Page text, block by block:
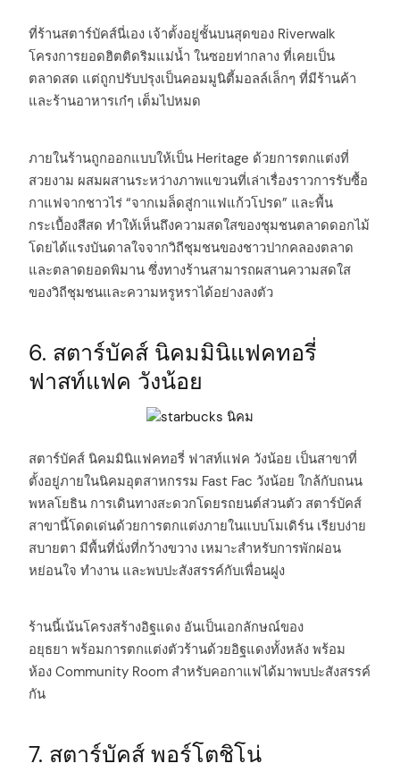
ที่ร้านสตาร์บัคส์นี่เอง เจ้าตั้งอยู่ชั้นบนสุดของ Riverwalk
โครงการยอดฮิตติดริมแม่น้ำ ในซอยท่ากลาง ที่เคยเป็น
ตลาดสด แต่ถูกปรับปรุงเป็นคอมมูนิตี้มอลล์เล็กๆ ที่มีร้านค้า
และร้านอาหารเก๋ๆ เต็มไปหมด
ภายในร้านถูกออกแบบให้เป็น Heritage ด้วยการตกแต่งที่
สวยงาม ผสมผสานระหว่างภาพแขวนที่เล่าเรื่องราวการรับซื้อ
กาแฟจากชาวไร่ “จากเมล็ดสู่กาแฟแก้วโปรด” และพื้น
กระเบื้องสีสด ทำให้เห็นถึงความสดใสของชุมชนตลาดดอกไม้
โดยได้แรงบันดาลใจจากวิถีชุมชนของชาวปากคลองตลาด
และตลาดยอดพิมาน ซึ่งทางร้านสามารถผสานความสดใส
ของวิถีชุมชนและความหรูหราได้อย่างลงตัว
6. สตาร์บัคส์ นิคมมินิแฟคทอรี่
ฟาสท์แฟค วังน้อย
สตาร์บัคส์ นิคมมินิแฟคทอรี่ ฟาสท์แฟค วังน้อย เป็นสาขาที่
ตั้งอยู่ภายในนิคมอุตสาหกรรม Fast Fac วังน้อย ใกล้กับถนน
พหลโยธิน การเดินทางสะดวกโดยรถยนต์ส่วนตัว สตาร์บัคส์
สาขานี้โดดเด่นด้วยการตกแต่งภายในแบบโมเดิร์น เรียบง่าย
สบายตา มีพื้นที่นั่งที่กว้างขวาง เหมาะสำหรับการพักผ่อน
หย่อนใจ ทำงาน และพบปะสังสรรค์กับเพื่อนฝูง
ร้านนี้เน้นโครงสร้างอิฐแดง อันเป็นเอกลักษณ์ของ
อยุธยา พร้อมการตกแต่งตัวร้านด้วยอิฐแดงทั้งหลัง พร้อม
ห้อง Community Room สำหรับคอกาแฟได้มาพบปะสังสรรค์
กัน
7. สตาร์บัคส์ พอร์โตชิโน่